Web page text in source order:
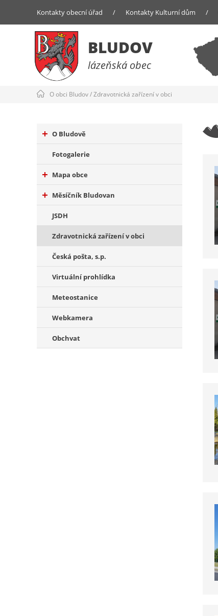
Kontakty obecní úřad / Kontakty Kulturní dům /
BLUDOV
lázeňská obec
O obci Bludov/Zdravotnická zařízení v obci
O Bludově
Fotogalerie
Mapa obce
Měsíčník Bludovan
JSDH
Zdravotnická zařízení v obci
Česká pošta, s.p.
Virtuální prohlídka
Meteostanice
Webkamera
Obchvat